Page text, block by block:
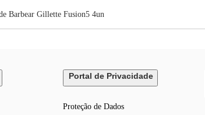
Barbear Gillette Fusion5 4un
Portal de Privacidade
Proteção de Dados